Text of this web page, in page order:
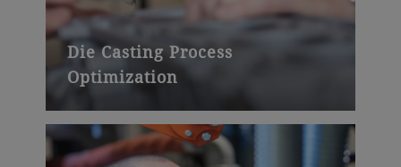
Die Casting Process
Optimization